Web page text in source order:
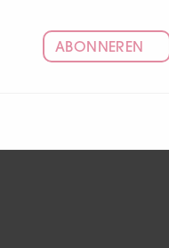
ABONNEREN